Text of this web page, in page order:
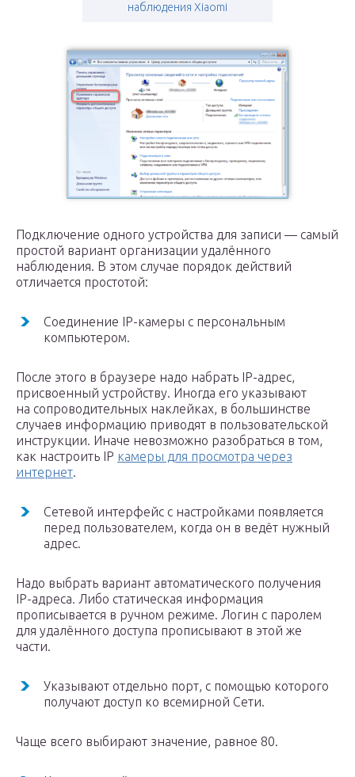
наблюдения Xiaomi
Подключение одного устройства для записи — самый
простой вариант организации удалённого
наблюдения. В этом случае порядок действий
отличается простотой:
Соединение IP-камеры с персональным
компьютером.
После этого в браузере надо набрать IP-адрес,
присвоенный устройству. Иногда его указывают
на сопроводительных наклейках, в большинстве
случаев информацию приводят в пользовательской
инструкции. Иначе невозможно разобраться в том,
как настроить IP камеры для просмотра через
интернет.
Сетевой интерфейс с настройками появляется
перед пользователем, когда он в ведёт нужный
адрес.
Надо выбрать вариант автоматического получения
IP-адреса. Либо статическая информация
прописывается в ручном режиме. Логин с паролем
для удалённого доступа прописывают в этой же
части.
Указывают отдельно порт, с помощью которого
получают доступ ко всемирной Сети.
Чаще всего выбирают значение, равное 80.